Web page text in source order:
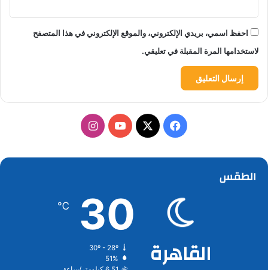
احفظ اسمي، بريدي الإلكتروني، والموقع الإلكتروني في هذا المتصفح
لاستخدامها المرة المقبلة في تعليقي.
فيسبوك
‫X
‫YouTubeانستقرام
الطقس
القاهرة
30
℃
30º - 28º
51%